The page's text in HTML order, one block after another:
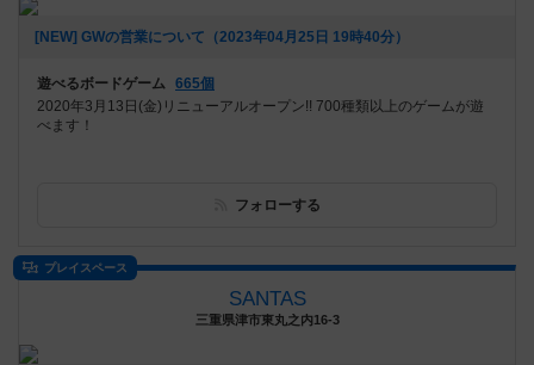
[NEW] GWの営業について（2023年04月25日 19時40分）
遊べるボードゲーム 665個
2020年3月13日(金)リニューアルオープン!! 700種類以上のゲームが遊
べます！
フォローする
プレイスペース
SANTAS
三重県津市東丸之内16-3